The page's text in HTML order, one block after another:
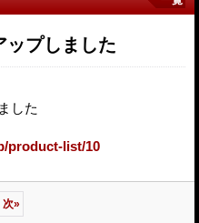
プしました
した
product-list/10
次»